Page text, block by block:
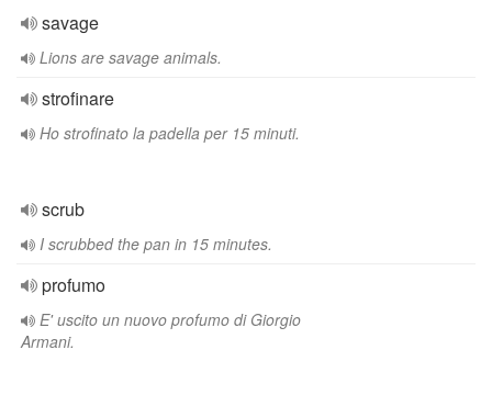
savage
Lions are savage animals.
strofinare
Ho strofinato la padella per 15 minuti.
scrub
I scrubbed the pan in 15 minutes.
profumo
E' uscito un nuovo profumo di Giorgio
Armani.